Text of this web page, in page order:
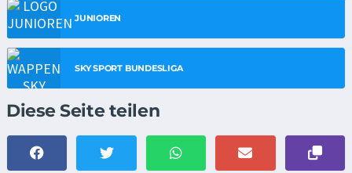
JUNIOREN
SKY SPORT BUNDESLIGA
Diese Seite teilen